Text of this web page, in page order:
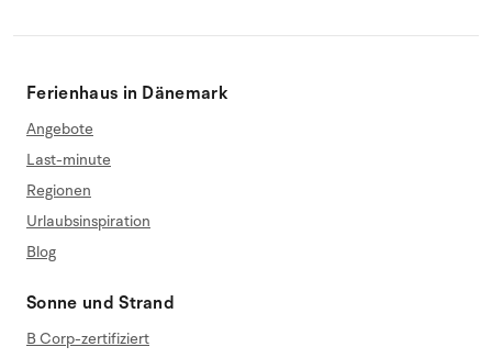
Ferienhaus in Dänemark
Angebote
Last-minute
Regionen
Urlaubsinspiration
Blog
Sonne und Strand
B Corp-zertifiziert